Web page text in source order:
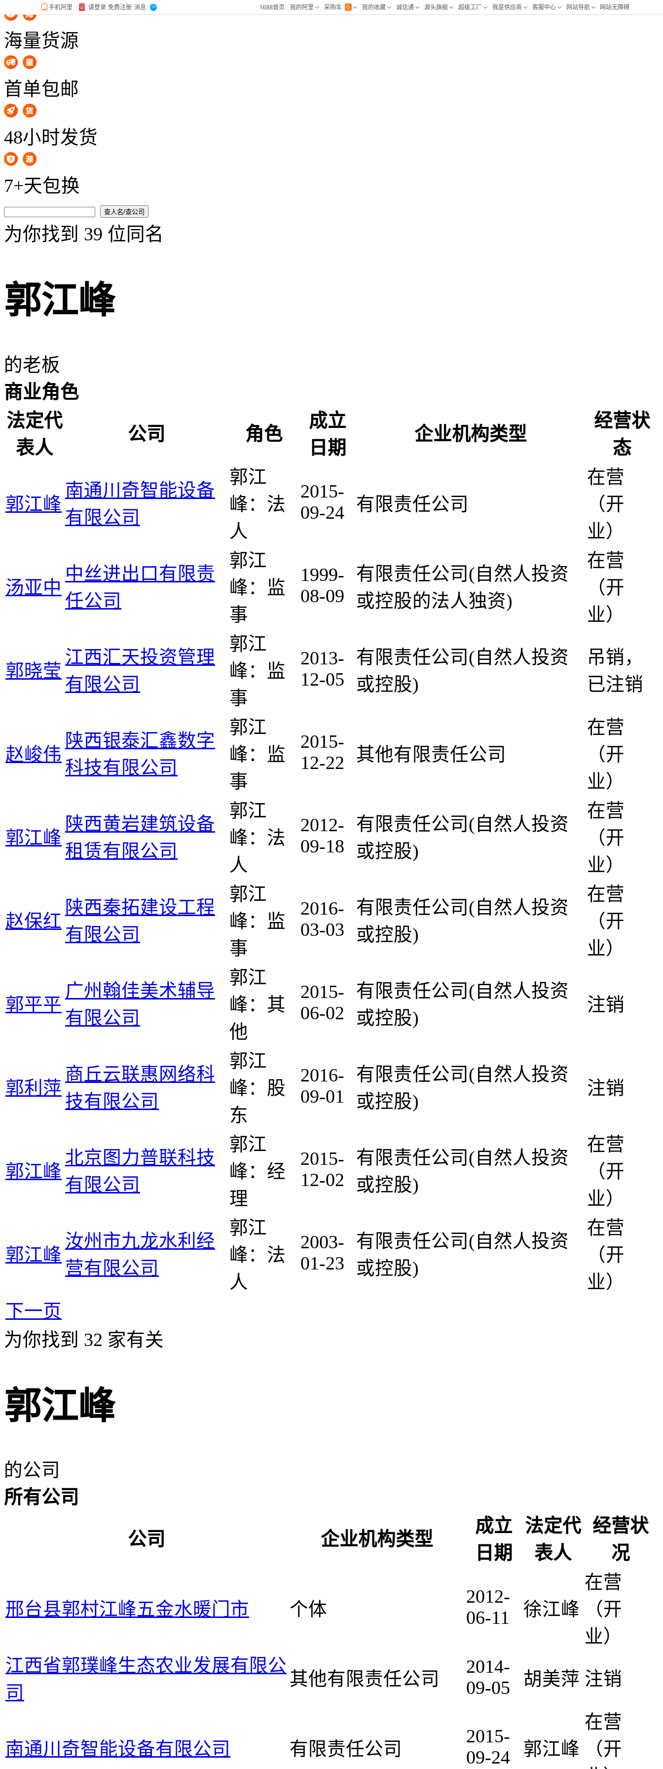
海量货源
首单包邮
48小时发货
7+天包换
查人名/查公司
为你找到 39 位同名
郭江峰
的老板
商业角色
法定代
表人
公司 角色
成立
日期
企业机构类型
经营状
态
郭江峰
南通川奇智能设备
有限公司
郭江
峰：法
人
2015-
09-24
有限责任公司
在营
（开
业）
汤亚中
中丝进出口有限责
任公司
郭江
峰：监
事
1999-
08-09
有限责任公司(自然人投资
或控股的法人独资)
在营
（开
业）
郭晓莹
江西汇天投资管理
有限公司
郭江
峰：监
事
2013-
12-05
有限责任公司(自然人投资
或控股)
吊销，
已注销
赵峻伟
陕西银泰汇鑫数字
科技有限公司
郭江
峰：监
事
2015-
12-22
其他有限责任公司
在营
（开
业）
郭江峰
陕西黄岩建筑设备
租赁有限公司
郭江
峰：法
人
2012-
09-18
有限责任公司(自然人投资
或控股)
在营
（开
业）
赵保红
陕西秦拓建设工程
有限公司
郭江
峰：监
事
2016-
03-03
有限责任公司(自然人投资
或控股)
在营
（开
业）
郭平平
广州翰佳美术辅导
有限公司
郭江
峰：其
他
2015-
06-02
有限责任公司(自然人投资
或控股)
注销
郭利萍
商丘云联惠网络科
技有限公司
郭江
峰：股
东
2016-
09-01
有限责任公司(自然人投资
或控股)
注销
郭江峰
北京图力普联科技
有限公司
郭江
峰：经
理
2015-
12-02
有限责任公司(自然人投资
或控股)
在营
（开
业）
郭江峰
汝州市九龙水利经
营有限公司
郭江
峰：法
人
2003-
01-23
有限责任公司(自然人投资
或控股)
在营
（开
业）
下一页
为你找到 32 家有关
郭江峰
的公司
所有公司
公司 企业机构类型
成立
日期
法定代
表人
经营状
况
邢台县郭村江峰五金水暖门市 个体
2012-
06-11
徐江峰
在营
（开
业）
江西省郭璞峰生态农业发展有限公
司
其他有限责任公司
2014-
09-05
胡美萍 注销
南通川奇智能设备有限公司 有限责任公司
2015-
09-24
郭江峰
在营
（开